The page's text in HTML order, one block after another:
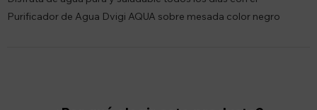
Purificador de Agua Dvigi AQUA sobre mesada color negro